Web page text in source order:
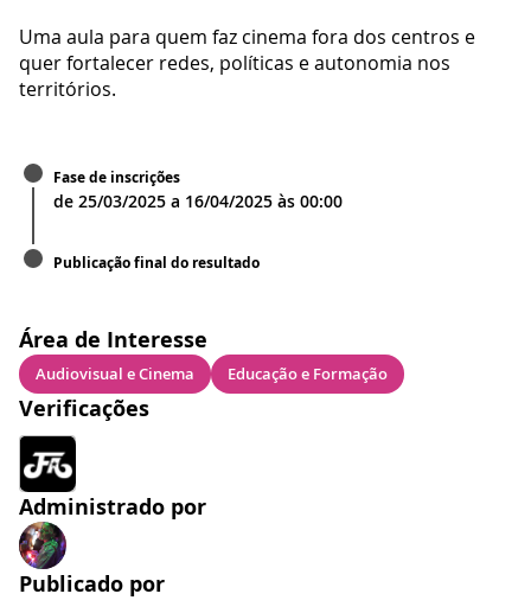
Uma aula para quem faz cinema fora dos centros e
quer fortalecer redes, políticas e autonomia nos
territórios.
Fase de inscrições
de25/03/2025 a 16/04/2025 às00:00
Publicação final do resultado
Área de Interesse
Audiovisual e Cinema Educação e Formação
Verificações
Administrado por
Publicado por